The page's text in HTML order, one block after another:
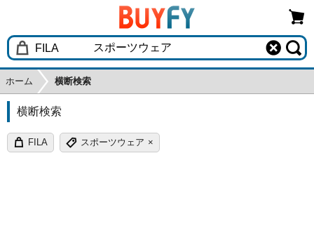
ホーム 横断検索
横断検索
FILA スポーツウェア ×